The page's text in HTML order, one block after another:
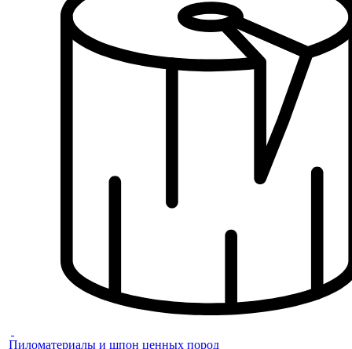
Пиломатериалы и шпон ценных пород